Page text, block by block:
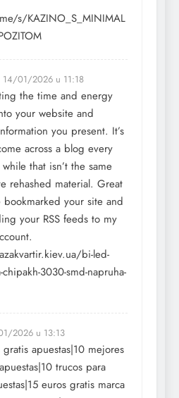
s/KAZINO_S_MINIMAL
14/01/2026 u 11:18
the time and energy
your website and
you present. It’s
across a blog every
that isn’t the same
rehashed material. Great
bookmarked your site and
your RSS feeds to my
bi-led-
chipakh-3030-smd-napruha-
2026 u 13:13
apuestas|10 mejores
trucos para
euros gratis marca